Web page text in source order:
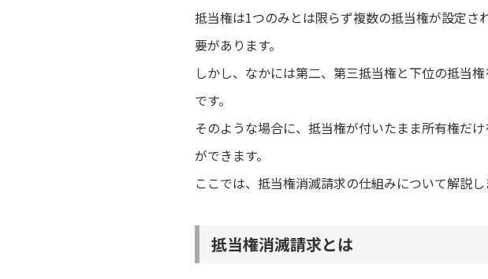
抵当権は1つのみとは限らず複数の抵当権が設定
要があります。
しかし、なかには第二、第三抵当権と下位の抵当
です。
そのような場合に、抵当権が付いたまま所有権だ
ができます。
ここでは、抵当権消滅請求の仕組みについて解説し
抵当権消滅請求とは